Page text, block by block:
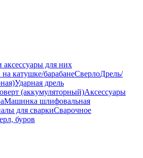
для них
катушке/барабанеСверлоДрель/
Ударная дрель
(аккумуляторный)Аксессуары
Машинка шлифовальная
для сваркиСварочное
буров